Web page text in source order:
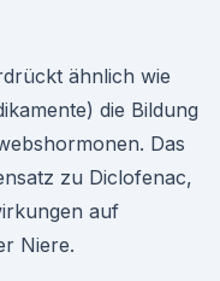
ähnlich wie
die Bildung
Das
zu Diclofenac,
auf
Niere.